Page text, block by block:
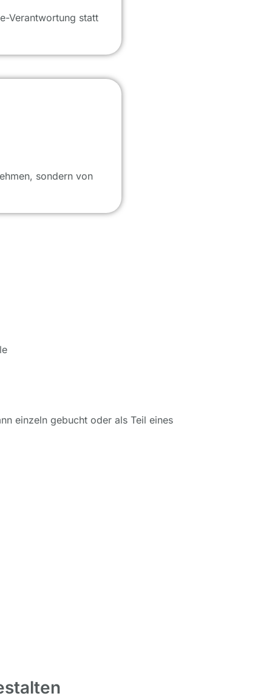
Verantwortung statt
sondern von
einzeln gebucht oder als Teil eines